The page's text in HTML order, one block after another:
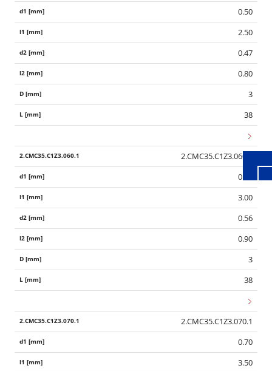
0.50
2.50
0.47
0.80
3
38
2.CMC35.C1Z3.060.1
0.60
3.00
0.56
0.90
3
38
2.CMC35.C1Z3.070.1
0.70
3.50